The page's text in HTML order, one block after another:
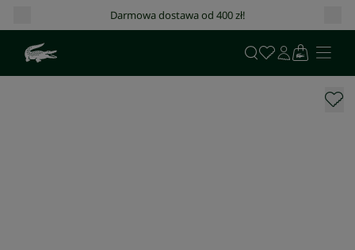
Darmowa dostawa od 400 zł!